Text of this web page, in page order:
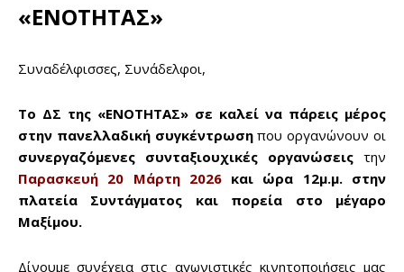
«ΕΝΟΤΗΤΑΣ»
Συναδέλφισσες, Συνάδελφοι,
Το ΔΣ της «ΕΝΟΤΗΤΑΣ» σε καλεί να πάρεις μέρος
στην πανελλαδική συγκέντρωσηπου οργανώνουν οι
συνεργαζόμενες συνταξιουχικές οργανώσεις την
Παρασκευή 20 Μάρτη 2026και ώρα 12μ.μ. στην
πλατεία Συντάγματος και πορεία στο μέγαρο
Μαξίμου.
Δίνουμε συνέχεια στις αγωνιστικές κινητοποιήσεις μας